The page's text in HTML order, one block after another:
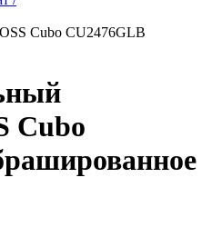
Cubo CU2476GLB
Cubo